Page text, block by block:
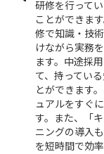
研修を行って
ことができま
修で知識・技
けながら実務
ます。中途採
て、持ってい
とができます
ュアルをすぐ
す。また、「
ニングの導入
を短時間で効